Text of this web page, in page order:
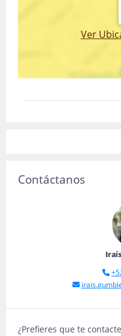
Ver
Contáctanos
¿Prefieres que te